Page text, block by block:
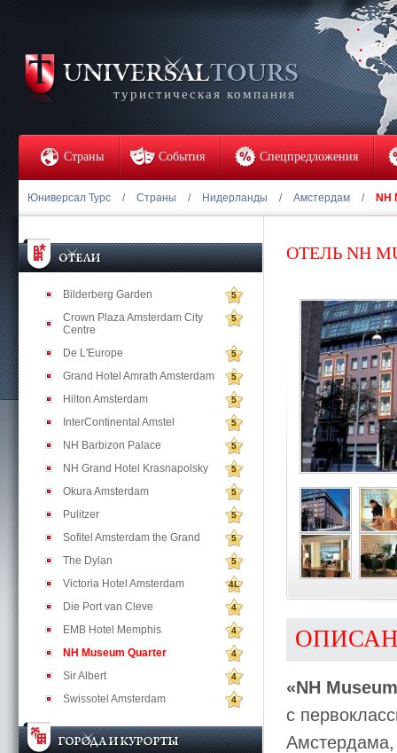
туристическая компания
Страны События Спецпредложения
Юниверсал Турс / Страны / Нидерланды / Амстердам / NH
Bilderberg Garden 5
Crown Plaza Amsterdam City
Centre
5
De L'Europe 5
Grand Hotel Amrath Amsterdam 5
Hilton Amsterdam 5
InterContinental Amstel 5
NH Barbizon Palace 5
NH Grand Hotel Krasnapolsky 5
Okura Amsterdam 5
Pulitzer 5
Sofitel Amsterdam the Grand 5
The Dylan 5
Victoria Hotel Amsterdam 4L
Die Port van Cleve 4
EMB Hotel Memphis 4
NH Museum Quarter 4
Sir Albert 4
Swissotel Amsterdam 4
ОТЕЛЬ NH
«NH
с